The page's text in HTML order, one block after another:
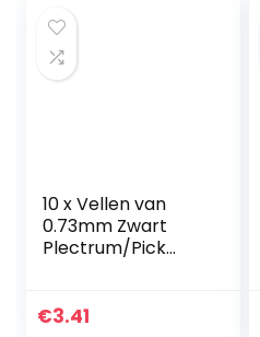
10 x Vellen van
0.73mm Zwart
Plectrum/Pick
Punches
€3.41